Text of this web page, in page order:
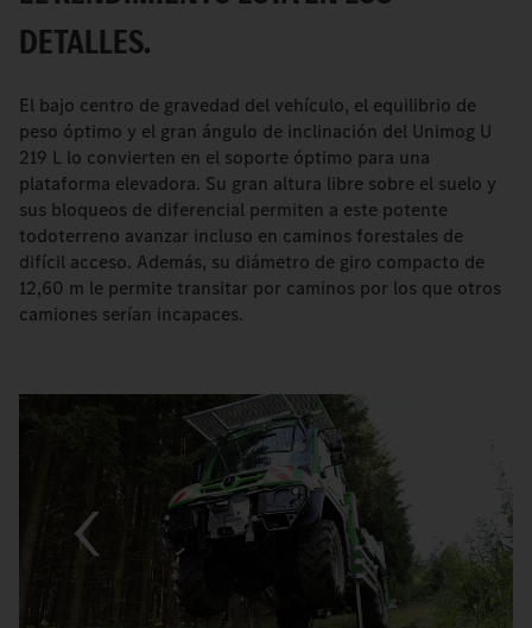
DETALLES.
El bajo centro de gravedad del vehículo, el equilibrio de
peso óptimo y el gran ángulo de inclinación del Unimog U
219 L lo convierten en el soporte óptimo para una
plataforma elevadora. Su gran altura libre sobre el suelo y
sus bloqueos de diferencial permiten a este potente
todoterreno avanzar incluso en caminos forestales de
difícil acceso. Además, su diámetro de giro compacto de
12,60 m le permite transitar por caminos por los que otros
camiones serían incapaces.